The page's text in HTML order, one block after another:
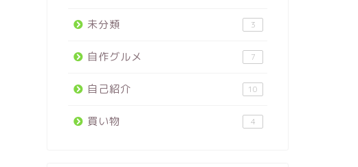
未分類 3
自作グルメ 7
自己紹介 10
買い物 4